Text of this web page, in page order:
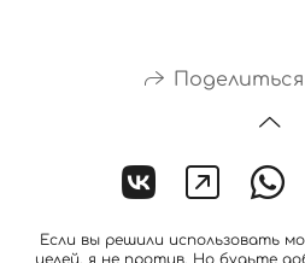
Если вы решили использовать
целей, я не против. Но будьте